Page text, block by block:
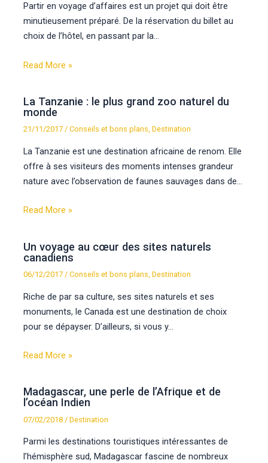
Partir en voyage d’affaires est un projet qui doit être
minutieusement préparé. De la réservation du billet au
choix de l’hôtel, en passant par la…
Read More »
La Tanzanie : le plus grand zoo naturel du
monde
21/11/2017/Conseils et bons plans,Destination
La Tanzanie est une destination africaine de renom. Elle
offre à ses visiteurs des moments intenses grandeur
nature avec l’observation de faunes sauvages dans de…
Read More »
Un voyage au cœur des sites naturels
canadiens
06/12/2017 /Conseils et bons plans ,Destination
Riche de par sa culture, ses sites naturels et ses
monuments, le Canada est une destination de choix
pour se dépayser. D’ailleurs, si vous y…
Read More »
Madagascar, une perle de l’Afrique et de
l’océan Indien
07/02/2018 /Destination
Parmi les destinations touristiques intéressantes de
l’hémisphère sud, Madagascar fascine de nombreux